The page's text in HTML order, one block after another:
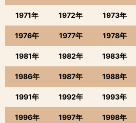
1971年 1972年 1973年
1976年 1977年 1978年
1981年 1982年 1983年
1986年 1987年 1988年
1991年 1992年 1993年
1996年 1997年 1998年